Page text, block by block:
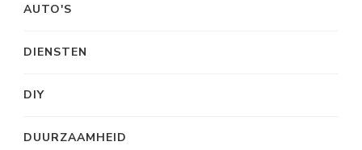
AUTO'S
DIENSTEN
DIY
DUURZAAMHEID